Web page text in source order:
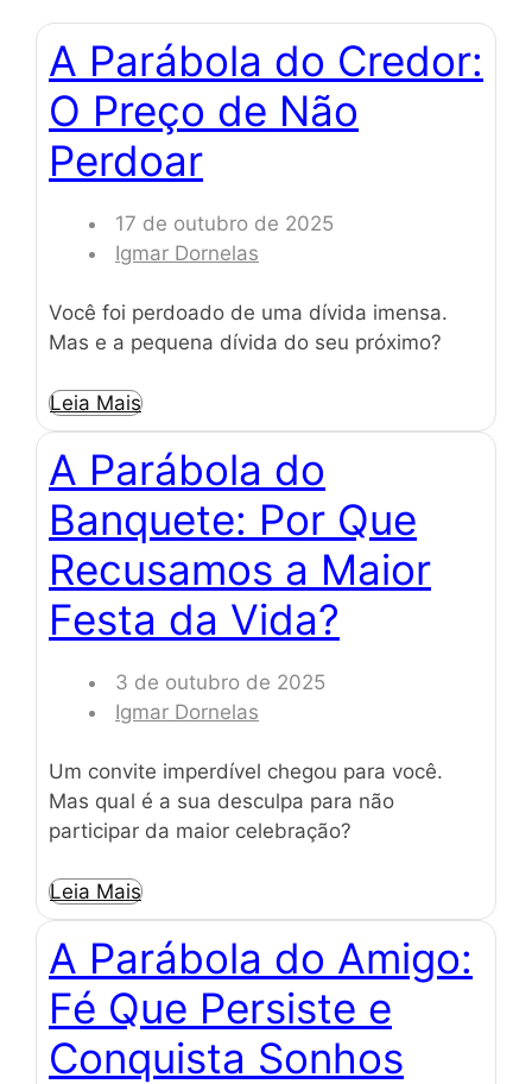
A Parábola do Credor:
O Preço de Não
Perdoar
17 de outubro de 2025
Igmar Dornelas
Você foi perdoado de uma dívida imensa.
Mas e a pequena dívida do seu próximo?
Leia Mais
A Parábola do
Banquete: Por Que
Recusamos a Maior
Festa da Vida?
3 de outubro de 2025
Igmar Dornelas
Um convite imperdível chegou para você.
Mas qual é a sua desculpa para não
participar da maior celebração?
Leia Mais
A Parábola do Amigo:
Fé Que Persiste e
Conquista Sonhos